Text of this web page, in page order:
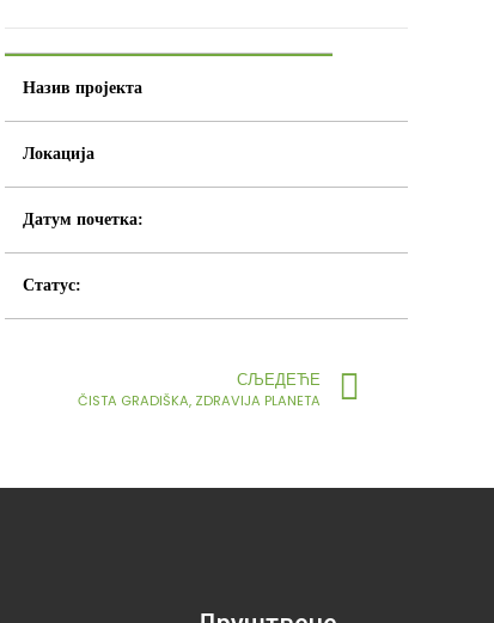
Назив пројекта
Локација
Датум почетка:
Статус:
СЉЕДЕЋЕ
ČISTA GRADIŠKA, ZDRAVIJA PLANETA